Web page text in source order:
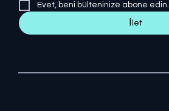
Evet, beni bülteninize abone edin.
İlet